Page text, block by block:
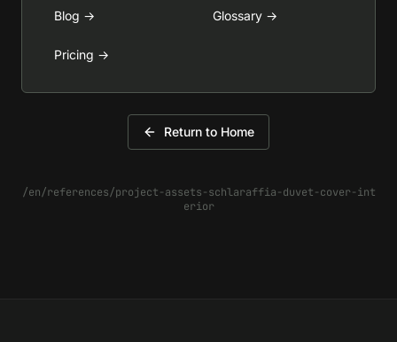
Blog → Glossary →
Pricing →
Return to Home
/en/references/project-assets-schlaraffia-duvet-cover-int
erior